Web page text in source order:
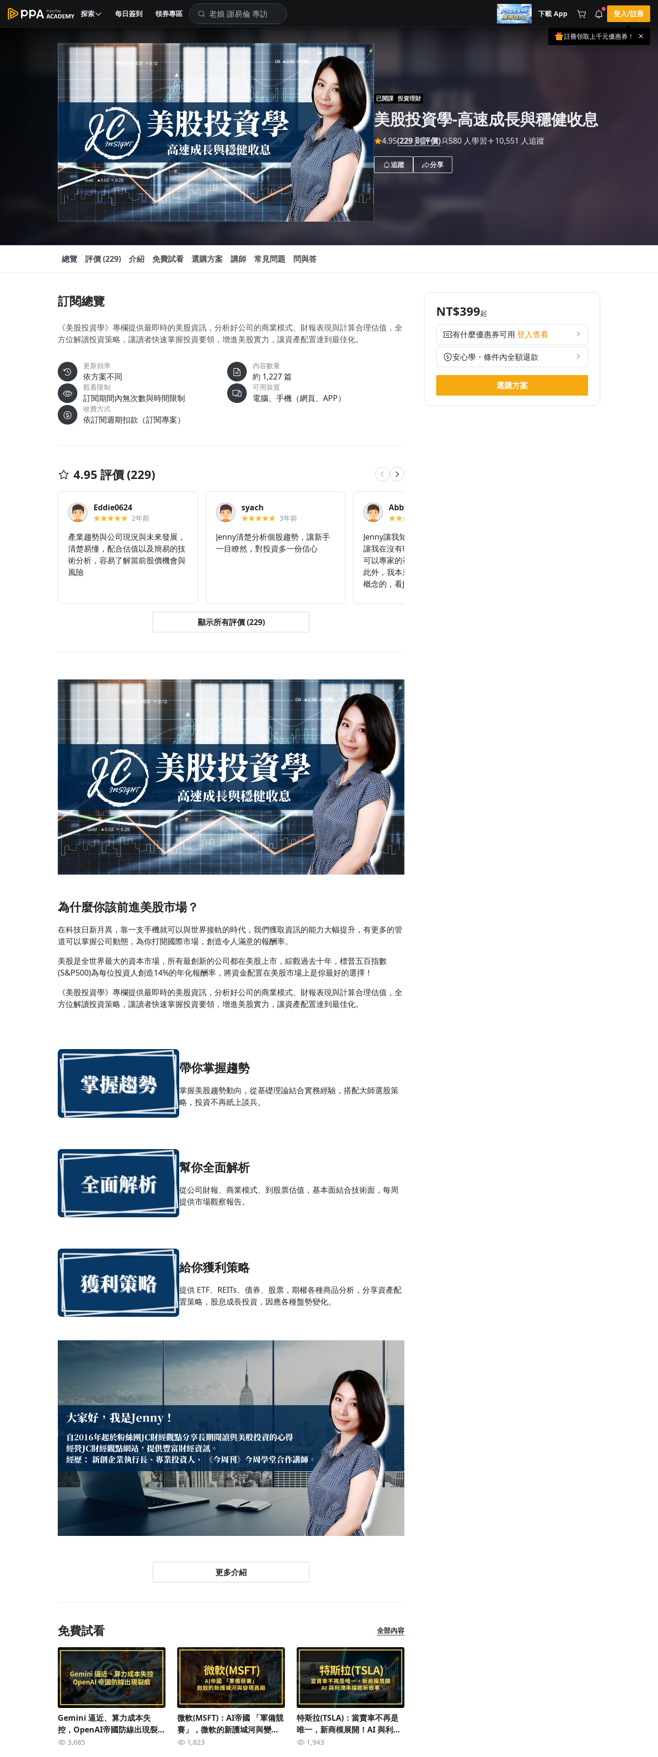
探索 每日簽到 領券專區 下載 App
\ 再加碼 /→ 點數回饋無上限🔥購買任一
課程 or 訂閱✅ 消費即享回饋 1% 點數
✅ 滿 $5,000 回饋 2% 點數🎁 此為 PPA
官方帳號 Line@ 專屬活動，加入好友👉
享有「渠道專屬活動」及「個人化推
登入/註冊
註冊領取上千元優惠券！
已開課 投資理財
美股投資學-高速成長與穩健收息
4.95(229 則評價) 580 人學習 10,551 人追蹤
追蹤 分享
總覽 評價 (229) 介紹 免費試看 選購方案 講師 常見問題 問與答
NT$399起
有什麼優惠券可用 登入查看
安心學・條件內全額退款
選購方案
訂閱總覽
《美股投資學》專欄提供最即時的美股資訊，分析好公司的商業模式、財報表現與計算合理估值，全
方位解讀投資策略，讓讀者快速掌握投資要領，增進美股實力，讓資產配置達到最佳化。
更新頻率
依方案不同
內容數量
約 1,227 篇
觀看限制
訂閱期間內無次數與時間限制
可用裝置
電腦、手機（網頁、APP）
收費方式
依訂閱週期扣款（訂閱專案）
4.95 評價 (229)
Eddie0624
2年前
產業趨勢與公司現況與未來發展，
清楚易懂，配合估值以及簡易的技
術分析，容易了解當前股價機會與
風險
syach
3年前
Jenny清楚分析個股趨勢，讓新手
一目瞭然，對投資多一份信心
Abbyliang
Jenny讓我知道了美股更多公司，
讓我在沒有時間去看財報的時候，
可以專家的視野去分析一間公司，
此外，我本來對技術分析是完全沒
概念的，看Jenny的文章+直播更詳
念，覺得這個專欄實在是物超所
顯示所有評價 (229)
為什麼你該前進美股市場？
在科技日新月異，靠一支手機就可以與世界接軌的時代，我們獲取資訊的能力大幅提升，有更多的管
道可以掌握公司動態，為你打開國際市場，創造令人滿意的報酬率。
美股是全世界最大的資本市場，所有最創新的公司都在美股上市，綜觀過去十年，標普五百指數
(S&P500)為每位投資人創造14%的年化報酬率，將資金配置在美股市場上是你最好的選擇！
《美股投資學》專欄提供最即時的美股資訊，分析好公司的商業模式、財報表現與計算合理估值，全
方位解讀投資策略，讓讀者快速掌握投資要領，增進美股實力，讓資產配置達到最佳化。
帶你掌握趨勢
掌握美股趨勢動向，從基礎理論結合實務經驗，搭配大師選股策
略，投資不再紙上談兵。
幫你全面解析
從公司財報、商業模式、到股票估值，基本面結合技術面，每周
提供市場觀察報告。
給你獲利策略
提供 ETF、REITs、債券、股票，期權各種商品分析，分享資產配
置策略，股息成長投資，因應各種盤勢變化。
大家好，我是Jenny！
每位投資人打開國際觀，擁有更寬廣的視野與創造更豐厚的回報。
資原則。幫助自己打造一套完整的獲利系統，累積財富現金流！
更多介紹
免費試看 全部內容
Gemini 逼近、算力成本失
控，OpenAI帝國防線出現裂
痕？3,685
微軟(MSFT)：AI帝國 「軍備競
賽」，微軟的新護城河與變現
真相1,823
特斯拉(TSLA)：當賣車不再是
唯一，新商模展開！AI 與利潤
率撐起新敘事
1,943